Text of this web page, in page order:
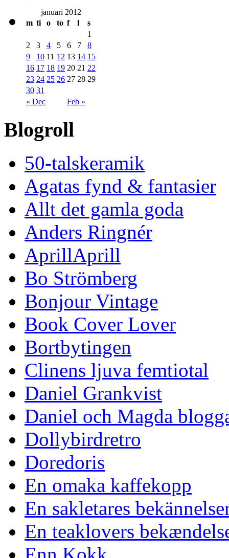
januari 2012
m ti o to f l s
« Dec Feb »
1
2
3 4 5 6 7
8
9
10 11 12 13 14 15
16 17 18 19 20 21 22
23 24 25 26 27 28 29
30 31
Blogroll
50-talskeramik
Agatas fynd & fantasier
Allt det gamla goda
Anders Ringnér
AprillAprill
Bo Strömberg
Bonjour Vintage
Book Cover Lover
Bortbytingen
Clinens ljuva femtiotal
Daniel Grankvist
Daniel och Magda
Dollybirdretro
Doredoris
En omaka kaffekopp
En sakletares
En teaklovers